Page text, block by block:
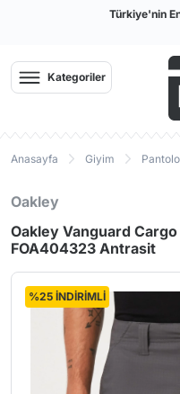
Türkiye'nin
Kategoriler
Anasayfa Giyim
Oakley
Oakley Vanguard
FOA404323 Antrasit
%25 İNDİRİMLİ